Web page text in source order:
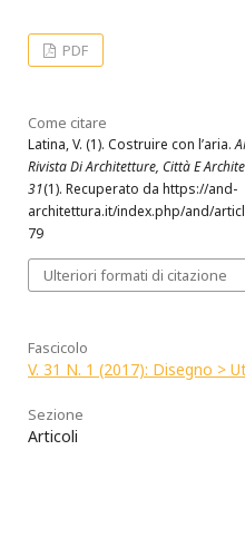
PDF
Come citare
Latina, V. (1). Costruire con l’aria.
Rivista Di Architetture, Città E
31(1). Recuperato da https://and-
architettura.it/index.php/and/
79
Ulteriori formati di citazione
Fascicolo
V. 31 N. 1 (2017): Disegno >
Sezione
Articoli